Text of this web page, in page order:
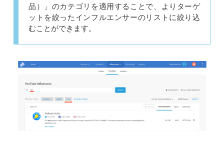
品）」のカテゴリを適用することで、よりターゲ
ットを絞ったインフルエンサーのリストに絞り込
むことができます。